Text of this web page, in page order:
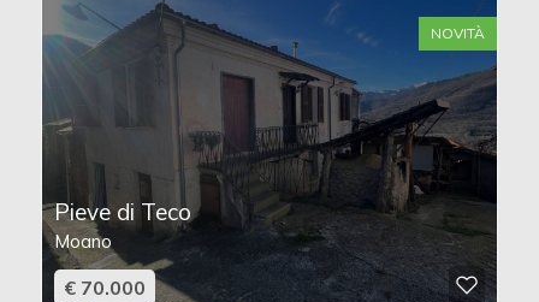
NOVITÀ
Pieve di Teco
Moano
€ 70.000